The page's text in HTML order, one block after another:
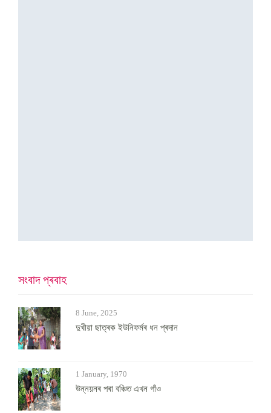
সংবাদ প্ৰবাহ
8 June, 2025
দুখীয়া ছাত্ৰক ইউনিফৰ্মৰ ধন প্ৰদান
1 January, 1970
উন্নয়নৰ পৰা বঞ্চিত এখন গাঁও